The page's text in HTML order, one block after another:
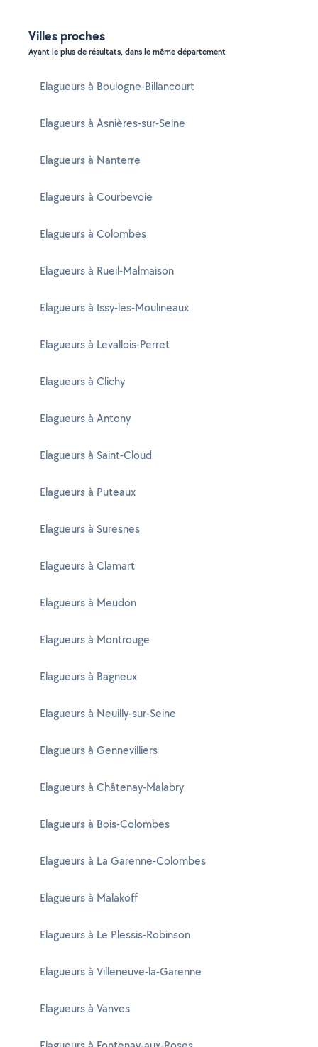
Villes proches
Ayant le plus de résultats, dans le même département
Elagueurs à Boulogne-Billancourt
Elagueurs à Asnières-sur-Seine
Elagueurs à Nanterre
Elagueurs à Courbevoie
Elagueurs à Colombes
Elagueurs à Rueil-Malmaison
Elagueurs à Issy-les-Moulineaux
Elagueurs à Levallois-Perret
Elagueurs à Clichy
Elagueurs à Antony
Elagueurs à Saint-Cloud
Elagueurs à Puteaux
Elagueurs à Suresnes
Elagueurs à Clamart
Elagueurs à Meudon
Elagueurs à Montrouge
Elagueurs à Bagneux
Elagueurs à Neuilly-sur-Seine
Elagueurs à Gennevilliers
Elagueurs à Châtenay-Malabry
Elagueurs à Bois-Colombes
Elagueurs à La Garenne-Colombes
Elagueurs à Malakoff
Elagueurs à Le Plessis-Robinson
Elagueurs à Villeneuve-la-Garenne
Elagueurs à Vanves